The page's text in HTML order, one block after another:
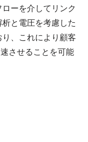
ーを介してリンク
と電圧を考慮した
、これにより顧客
させることを可能